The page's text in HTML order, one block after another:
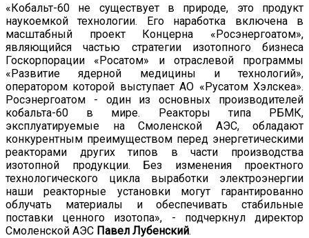
«Кобальт-60 не существует в природе, это продукт
наукоемкой технологии. Его наработка включена в
масштабный проект Концерна «Росэнергоатом»,
являющийся частью стратегии изотопного бизнеса
Госкорпорации «Росатом» и отраслевой программы
«Развитие ядерной медицины и технологий»,
оператором которой выступает АО «Русатом Хэлскеа».
Росэнергоатом - один из основных производителей
кобальта-60 в мире. Реакторы типа РБМК,
эксплуатируемые на Смоленской АЭС, обладают
конкурентным преимуществом перед энергетическими
реакторами других типов в части производства
изотопной продукции. Без изменения проектного
технологического цикла выработки электроэнергии
наши реакторные установки могут гарантированно
облучать материалы и обеспечивать стабильные
поставки ценного изотопа», - подчеркнул директор
Смоленской АЭС Павел Лубенский.